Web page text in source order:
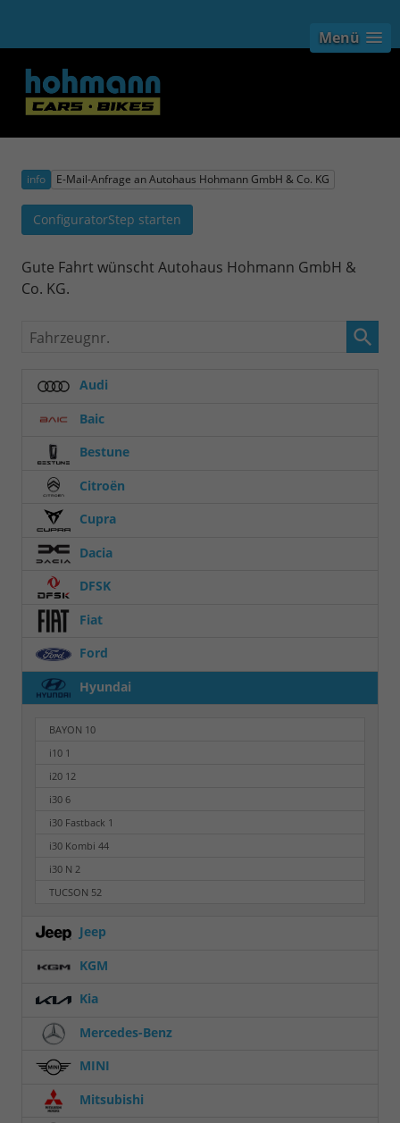
Menü
info E-Mail-Anfrage an Autohaus Hohmann GmbH & Co. KG
ConfiguratorStep starten
Gute Fahrt wünscht Autohaus Hohmann GmbH &
Co. KG.
Fahrzeugnr.
Audi
Baic
Bestune
Citroën
Cupra
Dacia
DFSK
Fiat
Ford
Hyundai
BAYON 10
i10 1
i20 12
i30 6
i30 Fastback 1
i30 Kombi 44
i30 N 2
TUCSON 52
Jeep
KGM
Kia
Mercedes-Benz
MINI
Mitsubishi